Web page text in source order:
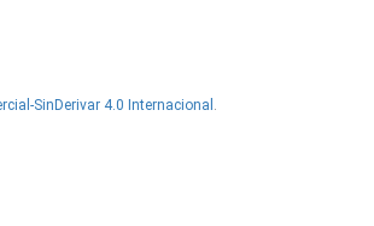
SinDerivar 4.0 Internacional .